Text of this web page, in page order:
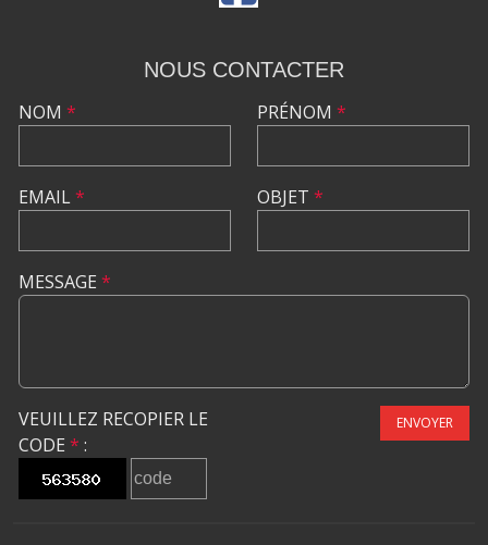
NOUS CONTACTER
NOM *
EMAIL*
PRÉNOM *
OBJET *
MESSAGE *
VEUILLEZ RECOPIER LE
CODE * :
ENVOYER